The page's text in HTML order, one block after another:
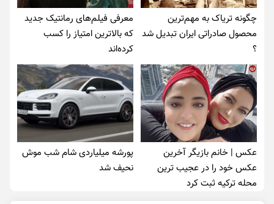
چگونه تریاک به مهم‌ترین
محصول صادراتی ایران تبدیل شد
؟
معرفی فیلم‌های رمانتیک جدید
که بالاترین امتیاز را کسب
کرده‌اند
عکس | خانم بازیگر آخرین
عکس خود را در عجیب ترین
محله ترکیه ثبت کرد
پورشه میلیاردی شام شب موش‌
نحیف شد